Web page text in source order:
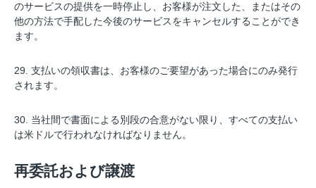
のサービスの提供を一時停止し、お客様が注文した、またはその
他の方法で手配した今後のサービスをキャンセルすることができ
ます。
29. 支払いの領収書は、お客様のご要望があった場合にのみ発行
されます。
30. 当社間で書面による別段の合意がない限り、すべての支払い
は米ドルで行われなければなりません。
再委託および譲渡